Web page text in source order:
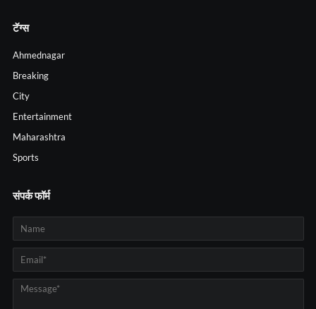
टॅग्स
Ahmednagar
Breaking
City
Entertainment
Maharashtra
Sports
संपर्क फॉर्म